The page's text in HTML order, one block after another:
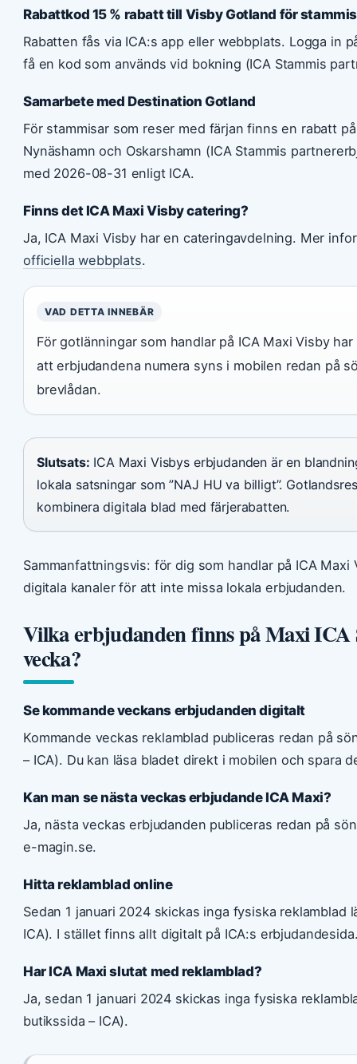
Rabattkod 15 % rabatt till Visby Gotland för
Rabatten fås via ICA:s app eller webbplats. Logga in
få en kod som används vid bokning (ICA Stammis
Samarbete med Destination Gotland
För stammisar som reser med färjan finns en rabatt
Nynäshamn och Oskarshamn (ICA Stammis
med 2026-08-31 enligt ICA.
Finns det ICA Maxi Visby catering?
Ja, ICA Maxi Visby har en cateringavdelning. Mer
officiella webbplats.
VAD DETTA INNEBÄR
För gotlänningar som handlar på ICA Maxi Visby
att erbjudandena numera syns i mobilen redan på
brevlådan.
Slutsats: ICA Maxi Visbys erbjudanden är en
lokala satsningar som ”NAJ HU va billigt”.
kombinera digitala blad med färjerabatten.
Sammanfattningsvis: för dig som handlar på ICA
digitala kanaler för att inte missa lokala erbjudanden.
Vilka erbjudanden finns på Maxi ICA
vecka?
Se kommande veckans erbjudanden digitalt
Kommande veckas reklamblad publiceras redan på
– ICA). Du kan läsa bladet direkt i mobilen och spara
Kan man se nästa veckas erbjudande ICA Maxi?
Ja, nästa veckas erbjudanden publiceras redan på
e-magin.se.
Hitta reklamblad online
Sedan 1 januari 2024 skickas inga fysiska reklamblad
ICA). I stället finns allt digitalt på ICA:s
Har ICA Maxi slutat med reklamblad?
Ja, sedan 1 januari 2024 skickas inga fysiska
butikssida – ICA).